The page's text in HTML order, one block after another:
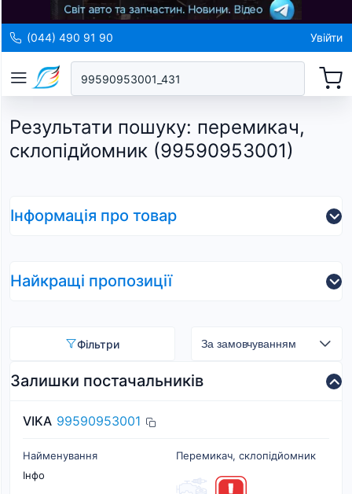
(044) 490 91 90 Увійти
Результати пошуку: перемикач,
склопідйомник (99590953001)
Інформація про товар
Найкращі пропозиції
Фільтри
Залишки постачальників
VIKA 99590953001
Найменування
Перемикач, склопідйомник
Інфо